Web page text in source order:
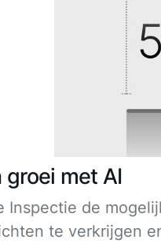
groei met AI
Inspectie de
te verkrijgen